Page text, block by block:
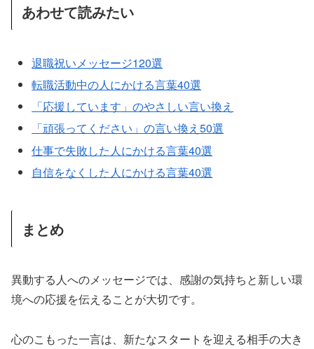
あわせて読みたい
退職祝いメッセージ120選
転職活動中の人にかける言葉40選
「応援しています」のやさしい言い換え
「頑張ってください」の言い換え50選
仕事で失敗した人にかける言葉40選
自信をなくした人にかける言葉40選
まとめ
異動する人へのメッセージでは、感謝の気持ちと新しい環
境への応援を伝えることが大切です。
心のこもった一言は、新たなスタートを迎える相手の大き